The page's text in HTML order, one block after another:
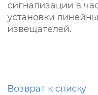
сигнализации в
установки
извещателей.
Возврат к списку